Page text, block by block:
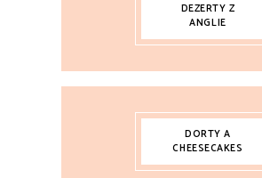
DEZERTY Z
ANGLIE
DORTY A
CHEESECAKES